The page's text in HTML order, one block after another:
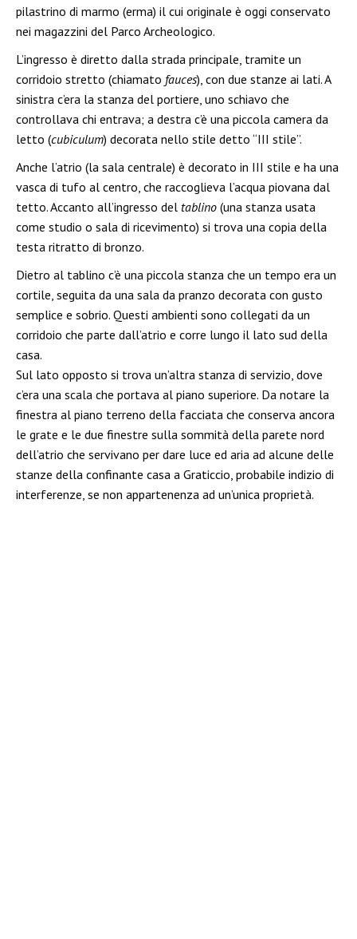
pilastrino di marmo (erma) il cui originale è oggi conservato
nei magazzini del Parco Archeologico.
L’ingresso è diretto dalla strada principale, tramite un
corridoio stretto (chiamato fauces), con due stanze ai lati. A
sinistra c’era la stanza del portiere, uno schiavo che
controllava chi entrava; a destra c’è una piccola camera da
letto (cubiculum) decorata nello stile detto “III stile”.
Anche l’atrio (la sala centrale) è decorato in III stile e ha una
vasca di tufo al centro, che raccoglieva l’acqua piovana dal
tetto. Accanto all’ingresso del tablino (una stanza usata
come studio o sala di ricevimento) si trova una copia della
testa ritratto di bronzo.
Dietro al tablino c’è una piccola stanza che un tempo era un
cortile, seguita da una sala da pranzo decorata con gusto
semplice e sobrio. Questi ambienti sono collegati da un
corridoio che parte dall’atrio e corre lungo il lato sud della
casa.
Sul lato opposto si trova un’altra stanza di servizio, dove
c’era una scala che portava al piano superiore. Da notare la
finestra al piano terreno della facciata che conserva ancora
le grate e le due finestre sulla sommità della parete nord
dell’atrio che servivano per dare luce ed aria ad alcune delle
stanze della confinante casa a Graticcio, probabile indizio di
interferenze, se non appartenenza ad un’unica proprietà.